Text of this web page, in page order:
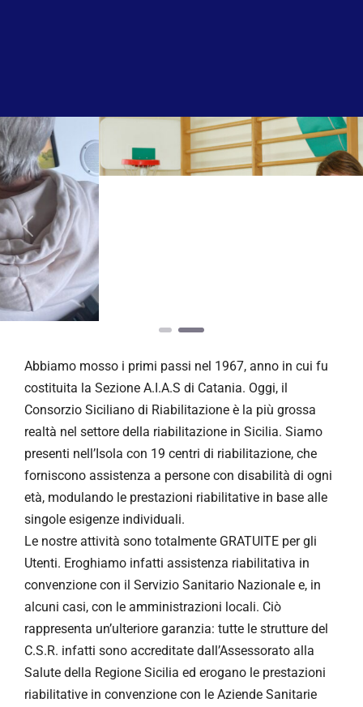
Precedente
Abbiamo mosso i primi passi nel 1967, anno in cui fu
costituita la Sezione A.I.A.S di Catania. Oggi, il
Consorzio Siciliano di Riabilitazione è la più grossa
realtà nel settore della riabilitazione in Sicilia. Siamo
presenti nell’Isola con 19 centri di riabilitazione, che
forniscono assistenza a persone con disabilità di ogni
età, modulando le prestazioni riabilitative in base alle
singole esigenze individuali.
Le nostre attività sono totalmente GRATUITE per gli
Utenti. Eroghiamo infatti assistenza riabilitativa in
convenzione con il Servizio Sanitario Nazionale e, in
alcuni casi, con le amministrazioni locali. Ciò
rappresenta un’ulteriore garanzia: tutte le strutture del
C.S.R. infatti sono accreditate dall’Assessorato alla
Salute della Regione Sicilia ed erogano le prestazioni
riabilitative in convenzione con le Aziende Sanitarie